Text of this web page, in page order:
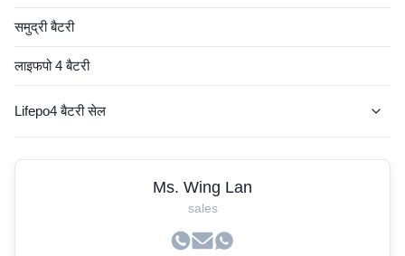
समुद्री बैटरी
लाइफपो 4 बैटरी
Lifepo4 बैटरी सेल
Ms. Wing Lan
sales